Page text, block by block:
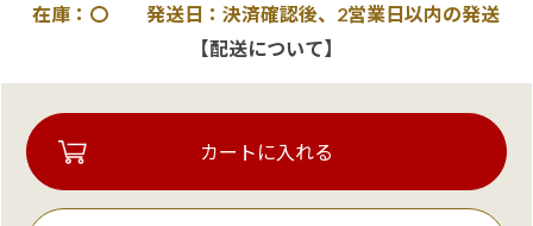
在庫：〇 発送日：決済確認後、2営業日以内の発送
【配送について】